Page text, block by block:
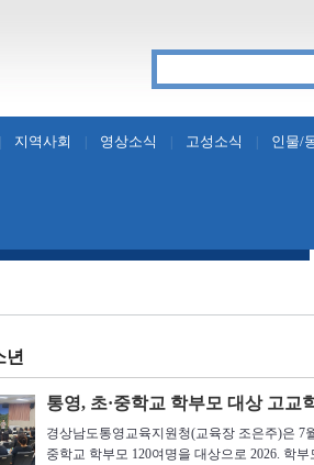
지역사회 영상소식 고성소식 인물/
년
통영, 초·중학교 학부모 대상 고교
경상남도통영교육지원청(교육장 조은주)은 7
중학교 학부모 120여명을 대상으로 2026. 학